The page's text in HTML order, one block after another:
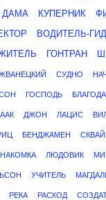
ДАМА КУПЕРНИК
ВОДИТЕЛЬ-ГИД
ГОНТРАН
СУДНО
ГОСПОДЬ
ДЖОН ЛАЦИС
БЕНДЖАМЕН
ЛЮДОВИК
УЧИТЕЛЬ
РЕКА РАСХОД